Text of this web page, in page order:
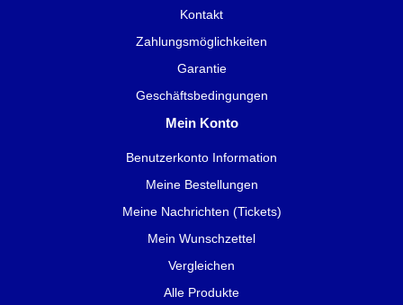
Kontakt
Zahlungsmöglichkeiten
Garantie
Geschäftsbedingungen
Mein Konto
Benutzerkonto Information
Meine Bestellungen
Meine Nachrichten (Tickets)
Mein Wunschzettel
Vergleichen
Alle Produkte